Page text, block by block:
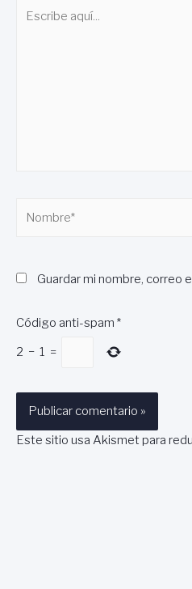
Guardar mi nombre, correo
Código anti-spam *
2 − 1 =
Este sitio usa Akismet para